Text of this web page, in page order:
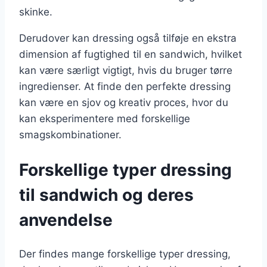
skinke.
Derudover kan dressing også tilføje en ekstra
dimension af fugtighed til en sandwich, hvilket
kan være særligt vigtigt, hvis du bruger tørre
ingredienser. At finde den perfekte dressing
kan være en sjov og kreativ proces, hvor du
kan eksperimentere med forskellige
smagskombinationer.
Forskellige typer dressing
til sandwich og deres
anvendelse
Der findes mange forskellige typer dressing,